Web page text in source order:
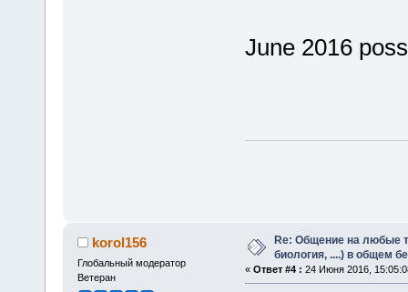
June 2016
korol156
Глобальный модератор
Ветеран
Re: Общение на любые
биология, ....) в общем
« Ответ #4 : 24 Июня 2016,